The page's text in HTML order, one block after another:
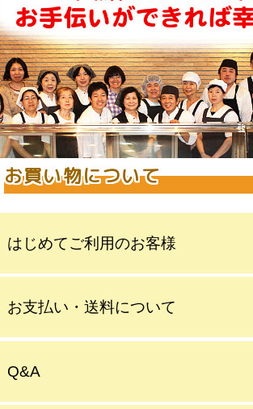
お買い物について
はじめてご利用のお客様
お支払い・送料について
Q&A